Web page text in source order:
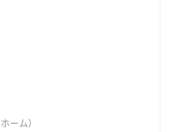
ーム）